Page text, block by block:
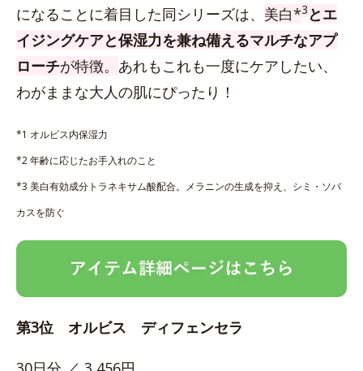
になることに着目した同シリーズは、 美白*3 とエ
イジングケアと保湿力を兼ね備えるマルチなアプ
ローチが特徴。 あれもこれも一度にケアしたい、
わがままな大人の肌にぴったり！
*1 オルビス内保湿力
*2 年齢に応じたお手入れのこと
*3 美白有効成分トラネキサム酸配合。メラニンの生成を抑え、シミ・ソバ
カスを防ぐ
第3位 オルビス ディフェンセラ